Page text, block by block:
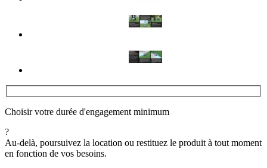
Choisir votre durée d'engagement minimum
?
Au-delà, poursuivez la location ou restituez le produit à tout moment
en fonction de vos besoins.